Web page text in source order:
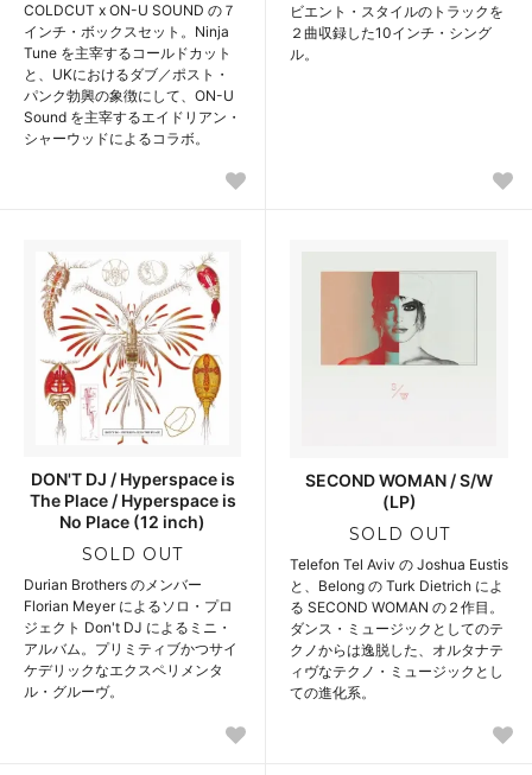
COLDCUT x ON-U SOUND の７
インチ・ボックスセット。Ninja
Tune を主宰するコールドカット
と、UKにおけるダブ／ポスト・
パンク勃興の象徴にして、ON-U
Sound を主宰するエイドリアン・
シャーウッドによるコラボ。
ビエント・スタイルのトラックを
２曲収録した10インチ・シング
ル。
DON'T DJ / Hyperspace is
The Place / Hyperspace is
No Place (12 inch)
SOLD OUT
Durian Brothers のメンバー
Florian Meyer によるソロ・プロ
ジェクト Don't DJ によるミニ・
アルバム。プリミティブかつサイ
ケデリックなエクスペリメンタ
ル・グルーヴ。
SECOND WOMAN / S/W
(LP)
SOLD OUT
Telefon Tel Aviv の Joshua Eustis
と、Belong の Turk Dietrich によ
る SECOND WOMAN の２作目。
ダンス・ミュージックとしてのテ
クノからは逸脱した、オルタナテ
ィヴなテクノ・ミュージックとし
ての進化系。